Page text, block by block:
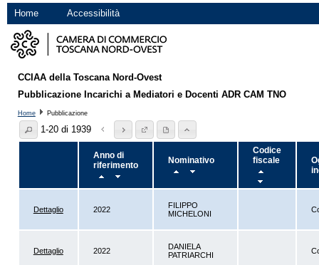
Home Accessibilità
CCIAA della Toscana Nord-Ovest
Pubblicazione Incarichi a Mediatori e Docenti ADR CAM TNO
Home Pubblicazione
1-20 di 1939
Anno di
riferimento
Nominativo
Codice
fiscale
Dettaglio 2022
FILIPPO
MICHELONI
Dettaglio 2022
DANIELA
PATRIARCHI